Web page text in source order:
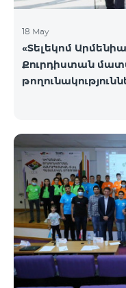
18 May
«Տելեկոմ
Քուրդիստան